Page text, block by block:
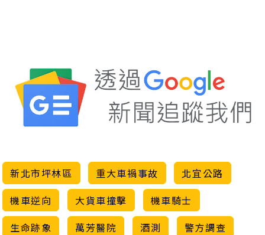
新北市坪林區 重大車禍事故
北宜公路
機車逆向
大貨車撞擊
機車騎士
生命跡象
萬芳醫院 酒測 警方調查